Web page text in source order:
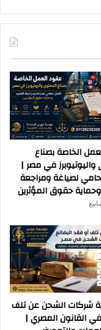
الخاصة بصناع
في مصر |
لصياغة ومراجعة
حقوق المؤثرين
شركات الشحن عن تلف
القانون المصري |